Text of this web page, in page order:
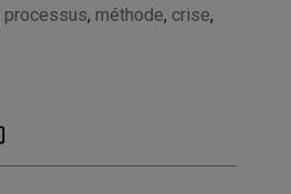
processus, méthode, crise,